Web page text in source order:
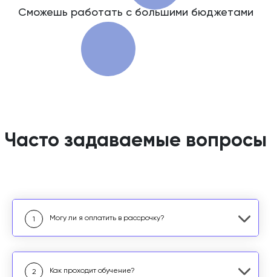
Сможешь работать с большими бюджетами
Часто задаваемые вопросы
1 Могу ли я оплатить в рассрочку?
2 Как проходит обучение?